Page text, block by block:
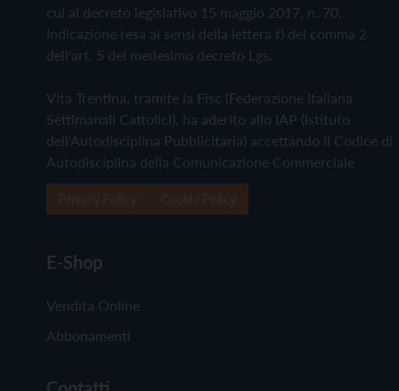
cui al decreto legislativo 15 maggio 2017, n. 70.
Indicazione resa ai sensi della lettera f) del comma 2
dell'art. 5 del medesimo decreto Lgs.
Vita Trentina, tramite la Fisc (Federazione Italiana
Settimanali Cattolici), ha aderito allo IAP (Istituto
dell'Autodisciplina Pubblicitaria) accettando il Codice di
Autodisciplina della Comunicazione Commerciale
E-Shop
Vendita Online
Abbonamenti